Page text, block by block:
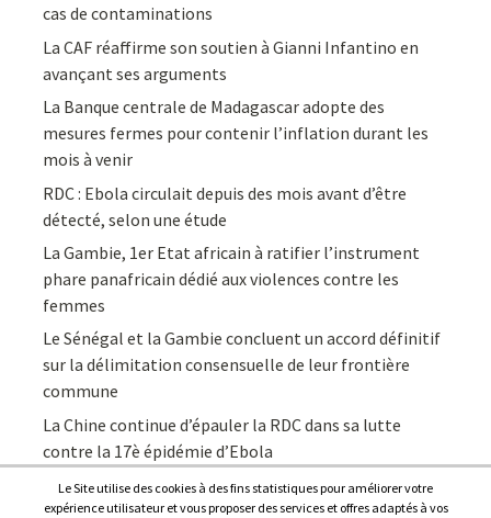
cas de contaminations
La CAF réaffirme son soutien à Gianni Infantino en
avançant ses arguments
La Banque centrale de Madagascar adopte des
mesures fermes pour contenir l’inflation durant les
mois à venir
RDC : Ebola circulait depuis des mois avant d’être
détecté, selon une étude
La Gambie, 1er Etat africain à ratifier l’instrument
phare panafricain dédié aux violences contre les
femmes
Le Sénégal et la Gambie concluent un accord définitif
sur la délimitation consensuelle de leur frontière
commune
La Chine continue d’épauler la RDC dans sa lutte
contre la 17è épidémie d’Ebola
Le Site utilise des cookies à des fins statistiques pour améliorer votre
expérience utilisateur et vous proposer des services et offres adaptés à vos